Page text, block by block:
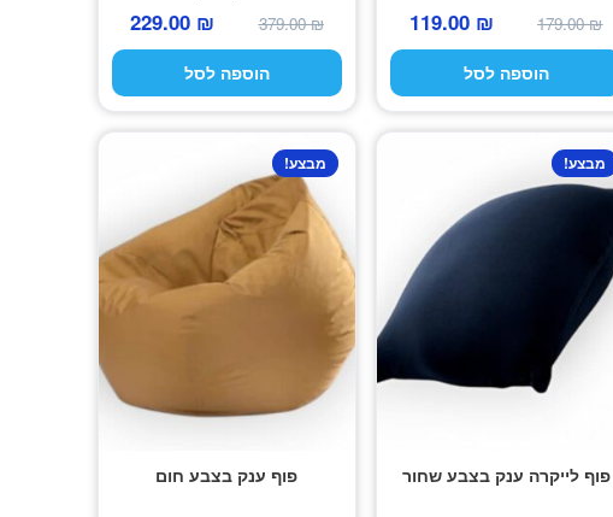
179.00₪
המחיר
המקורי
היה:
119.00 ₪
הנוכחי
הוא:
הוספה לסל
379.00₪
המחיר
המקורי
היה:
229.00 ₪
המחיר
הנוכחי
הוא:
הוספה לסל
פוף לייקרה ענק בצבע שחור
מבצע!
פוף ענק בצבע חום
מבצע!